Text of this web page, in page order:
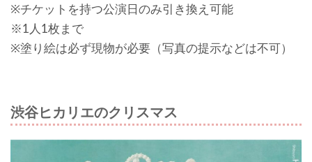
※チケットを持つ公演日のみ引き換え可能
※1人1枚まで
※塗り絵は必ず現物が必要（写真の提示などは不可）
渋谷ヒカリエのクリスマス